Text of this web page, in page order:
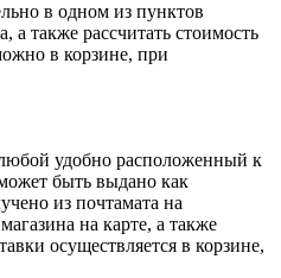
в одном из пунктов
а также рассчитать стоимость
в корзине, при
удобно расположенный к
быть выдано как
из почтамата на
на карте, а также
осуществляется в корзине,